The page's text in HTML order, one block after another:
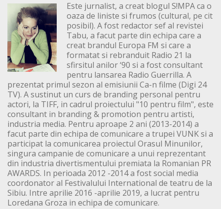
Este jurnalist, a creat blogul S!MPA ca o
oaza de liniste si frumos (cultural, pe cit
posibil). A fost redactor sef al revistei
Tabu, a facut parte din echipa care a
creat brandul Europa FM si care a
formatat si rebranduit Radio 21 la
sfirsitul anilor ‘90 si a fost consultant
pentru lansarea Radio Guerrilla. A
prezentat primul sezon al emisiunii Ca-n filme (Digi 24
TV). A sustinut un curs de branding personal pentru
actori, la TIFF, in cadrul proiectului "10 pentru film", este
consultant in branding & promotion pentru artisti,
industria media. Pentru aproape 2 ani (2013-2014) a
facut parte din echipa de comunicare a trupei VUNK si a
participat la comunicarea proiectul Orasul Minunilor,
singura campanie de comunicare a unui reprezentant
din industria divertismentului premiata la Romanian PR
AWARDS. In perioada 2012 -2014 a fost social media
coordonator al Festivalului International de teatru de la
Sibiu. Intre aprilie 2016 -aprilie 2019, a lucrat pentru
Loredana Groza in echipa de comunicare.